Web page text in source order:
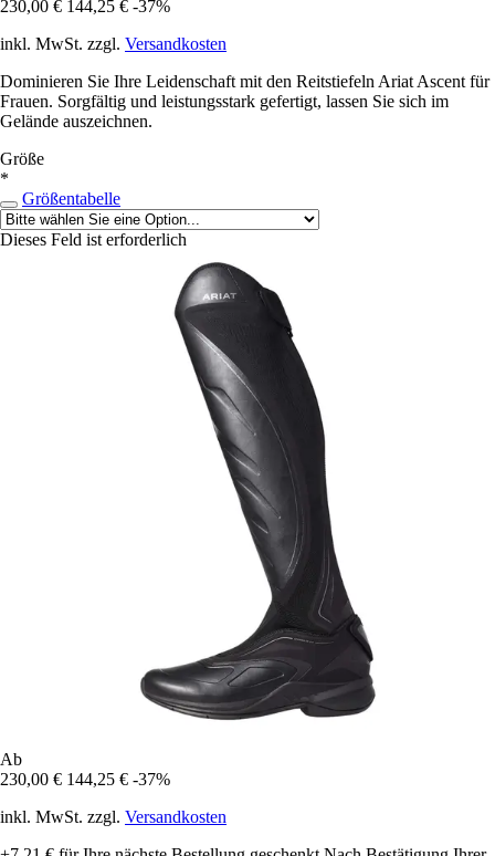
230,00 € 144,25 € -37%
inkl. MwSt. zzgl. Versandkosten
Dominieren Sie Ihre Leidenschaft mit den Reitstiefeln Ariat Ascent für
Frauen. Sorgfältig und leistungsstark gefertigt, lassen Sie sich im
Gelände auszeichnen.
Größe
*
Größentabelle
Dieses Feld ist erforderlich
Ab
230,00 € 144,25 € -37%
inkl. MwSt. zzgl. Versandkosten